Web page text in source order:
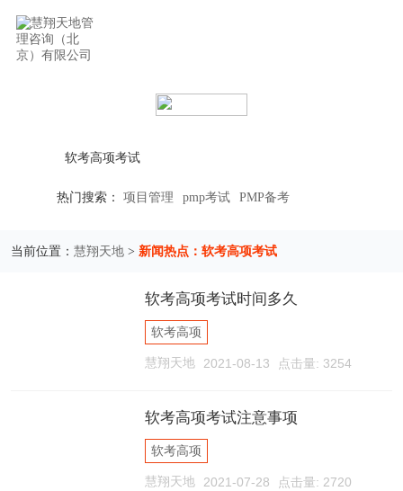
热门搜索：项目管理 pmp考试 PMP备考
当前位置： 慧翔天地> 新闻热点：软考高项考试
软考高项考试时间多久
软考高项
慧翔天地 2021-08-13 点击量: 3254
软考高项考试注意事项
软考高项
慧翔天地 2021-07-28 点击量: 2720